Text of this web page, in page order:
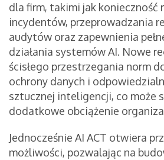
dla firm, takimi jak konieczność
incydentów, przeprowadzania
audytów oraz zapewnienia
działania systemów AI. Nowe
ścisłego przestrzegania norm
ochrony danych i
sztucznej inteligencji, co może
dodatkowe obciążenie
Jednocześnie AI ACT otwiera
możliwości, pozwalając na